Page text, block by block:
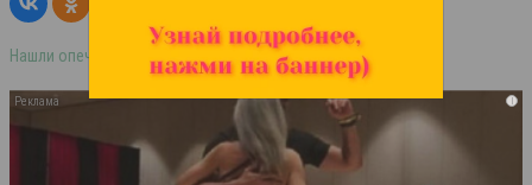
Нашли опечатку в тексте? Выделите её и нажмите ctrl+enter
i